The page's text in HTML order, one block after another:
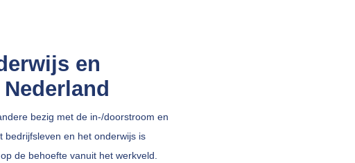
en
bezig met de in-/doorstroom en
bedrijfsleven en het onderwijs is
de behoefte vanuit het werkveld.